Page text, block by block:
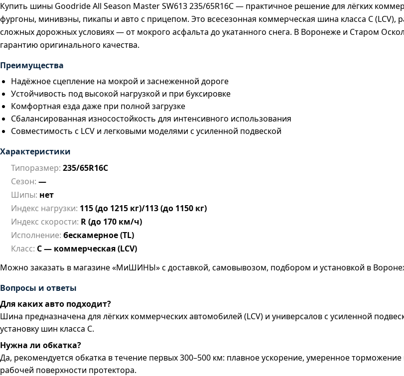
Купить шины Goodride All Season Master SW613 235/65R16C — практичное решение для лёгких
фургоны, минивэны, пикапы и авто с прицепом. Это всесезонная коммерческая шина класса C (LCV),
сложных дорожных условиях — от мокрого асфальта до укатанного снега. В Воронеже и Старом
гарантию оригинального качества.
Преимущества
Надёжное сцепление на мокрой и заснеженной дороге
Устойчивость под высокой нагрузкой и при буксировке
Комфортная езда даже при полной загрузке
Сбалансированная износостойкость для интенсивного использования
Совместимость с LCV и легковыми моделями с усиленной подвеской
Характеристики
Типоразмер: 235/65R16C
Сезон: —
Шипы: нет
Индекс нагрузки: 115 (до 1215 кг)/113 (до 1150 кг)
Индекс скорости: R (до 170 км/ч)
Исполнение: бескамерное (TL)
Класс: C — коммерческая (LCV)
Можно заказать в магазине «МиШИНЫ» с доставкой, самовывозом, подбором и установкой в
Вопросы и ответы
Для каких авто подходит?
Шина предназначена для лёгких коммерческих автомобилей (LCV) и универсалов с усиленной
установку шин класса C.
Нужна ли обкатка?
Да, рекомендуется обкатка в течение первых 300–500 км: плавное ускорение, умеренное
рабочей поверхности протектора.